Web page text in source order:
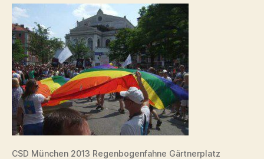
CSD München 2013 Regenbogenfahne Gärtnerplatz